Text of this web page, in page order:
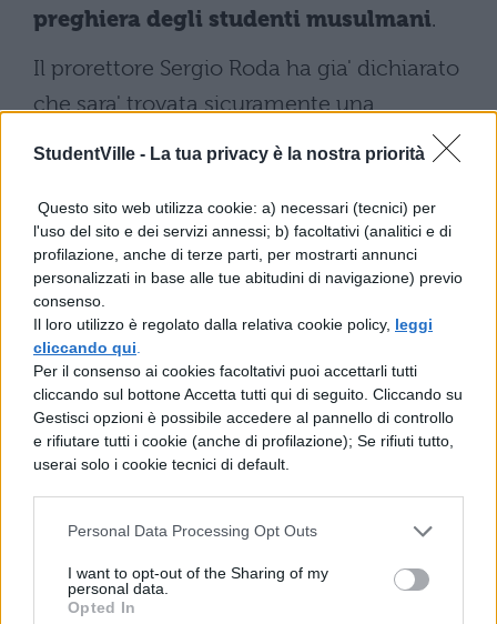
StudentVille - La tua privacy è la nostra priorità
Questo sito web utilizza cookie: a) necessari (tecnici) per
l'uso del sito e dei servizi annessi; b) facoltativi (analitici e di
profilazione, anche di terze parti, per mostrarti annunci
personalizzati in base alle tue abitudini di navigazione) previo
consenso.
Il loro utilizzo è regolato dalla relativa cookie policy, leggi
cliccando qui
Per il consenso ai cookies facoltativi puoi accettarli tutti
cliccando sul bottone Accetta tutti qui di seguito. Cliccando su
Gestisci opzioni è possibile accedere al pannello di controllo
e rifiutare tutti i cookie (anche di profilazione); Se rifiuti tutto,
userai solo i cookie tecnici di default.
Personal Data Processing Opt Outs
I want to opt-out of the Sharing of my
personal data.
Opted In
preghiera degli studenti musulmani.
Il prorettore Sergio Roda ha gia' dichiarato
che sara' trovata sicuramente una
soluzione che soddisfi le diverse esigenze:
della persona, tra cui quelli relativi alla
libera manifestazione della propria
fede religiosa, e la laicita' delle
istituzioni pubbliche, qual e'
l'universita'.
studentessa musulmana che studia nelle
università pubbliche italiane, è una
studentessa musulmana come tante. Il
Politecnico ha visto crescere le iscrizioni di
stranieri del 21 per cento solo quest’anno
alle facoltà di Ingegneria, e all’Università i
ragazzi che provengono da altri Paesi sono